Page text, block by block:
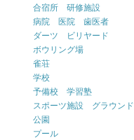
合宿所 研修施設
病院 医院 歯医者
ダーツ ビリヤード
ボウリング場
雀荘
学校
予備校 学習塾
スポーツ施設 グラウンド
公園
プール